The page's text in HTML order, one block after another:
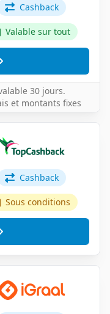
Cashback
Valable sur tout
30 jours.
et montants fixes
Cashback
Sous conditions